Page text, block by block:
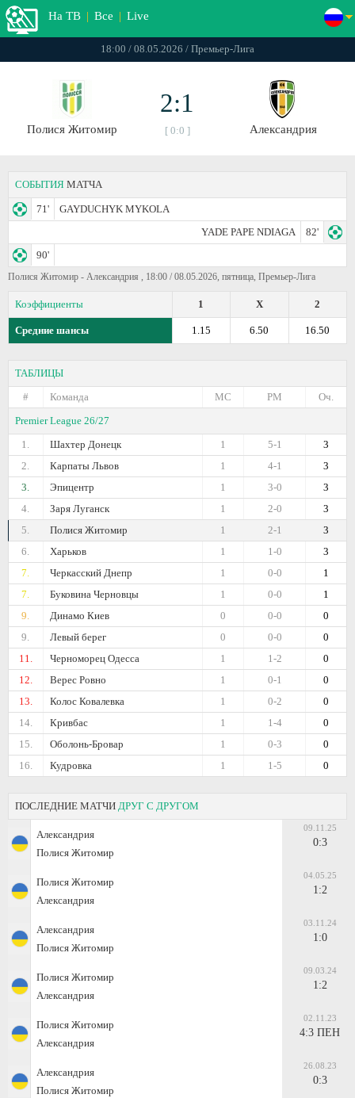
На ТВ | Все | Live
18:00 / 08.05.2026 / Премьер-Лига
Полися Житомир
2:1
[ 0:0 ] Александрия
СОБЫТИЯ МАТЧА
71'
GAYDUCHYK MYKOLA
YADE PAPE NDIAGA
82'
90'
Полися Житомир - Александрия , 18:00 / 08.05.2026, пятница, Премьер-Лига
Коэффициенты 2
X
1
Средние шансы 16.50
6.50
1.15
ТАБЛИЦЫ
#
Команда Оч.
РМ
МС
Premier League 26/27
1.
Шахтер Донецк 3
5-1
1
2.
Карпаты Львов 3
4-1
1
3.
Эпицентр 3
3-0
1
4.
Заря Луганск 3
2-0
1
5.
Полися Житомир 3
2-1
1
6.
Харьков 3
1-0
1
7.
Черкасский Днепр 1
0-0
1
7.
Буковина Черновцы 1
0-0
1
9.
Динамо Киев 0
0-0
0
9.
Левый берег 0
0-0
0
11.
Черноморец Одесса 0
1-2
1
12.
Верес Ровно 0
0-1
1
13.
Колос Ковалевка 0
0-2
1
14.
Кривбас 0
1-4
1
15.
Оболонь-Бровар 0
0-3
1
16.
Кудровка 0
1-5
1
ПОСЛЕДНИЕ МАТЧИ ДРУГ С ДРУГОМ
Александрия
Полися Житомир
09.11.25
0:3
Полися Житомир
Александрия
04.05.25
1:2
Александрия
Полися Житомир
03.11.24
1:0
Полися Житомир
Александрия
09.03.24
1:2
Полися Житомир
Александрия
02.11.23
4:3 ПЕН
Александрия
Полися Житомир
26.08.23
0:3